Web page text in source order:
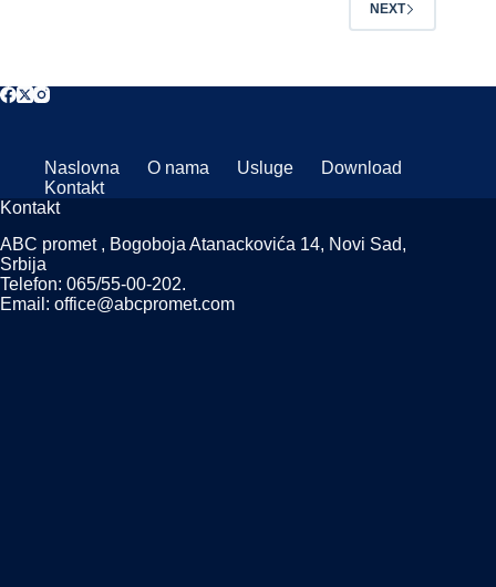
NEXT
Naslovna O nama Usluge
Download
Kontakt
Kontakt
ABC promet , Bogoboja Atanackovića 14, Novi Sad,
Srbija
Telefon: 065/55-00-202.
Email: office@abcpromet.com